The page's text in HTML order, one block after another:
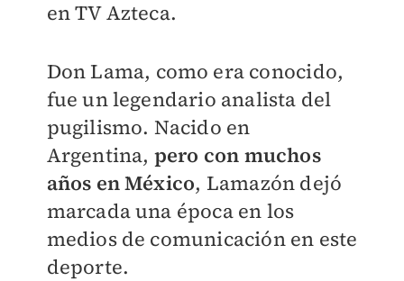
en TV Azteca.
Don Lama, como era conocido,
fue un legendario analista del
pugilismo. Nacido en
Argentina, pero con muchos
años en México, Lamazón dejó
marcada una época en los
medios de comunicación en este
deporte.